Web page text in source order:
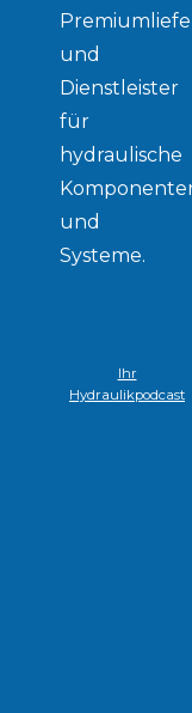
und
Dienstleister
für
hydraulische
und
Systeme.
Ihr
Hydraulikpodcast